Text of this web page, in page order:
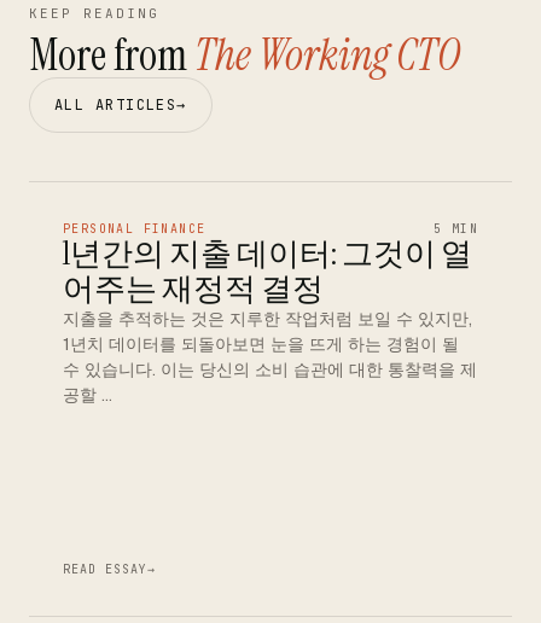
KEEP READING
More fromThe Working CTO
ALL ARTICLES→
PERSONAL FINANCE 5 MIN
1년간의 지출 데이터: 그것이 열
어주는 재정적 결정
지출을 추적하는 것은 지루한 작업처럼 보일 수 있지만,
1년치 데이터를 되돌아보면 눈을 뜨게 하는 경험이 될
수 있습니다. 이는 당신의 소비 습관에 대한 통찰력을 제
공할 …
READ ESSAY→